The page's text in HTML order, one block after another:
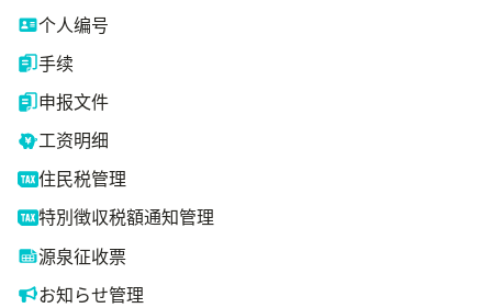
个人编号
手续
申报文件
工资明细
住民税管理
特別徴収税額通知管理
源泉征收票
お知らせ管理